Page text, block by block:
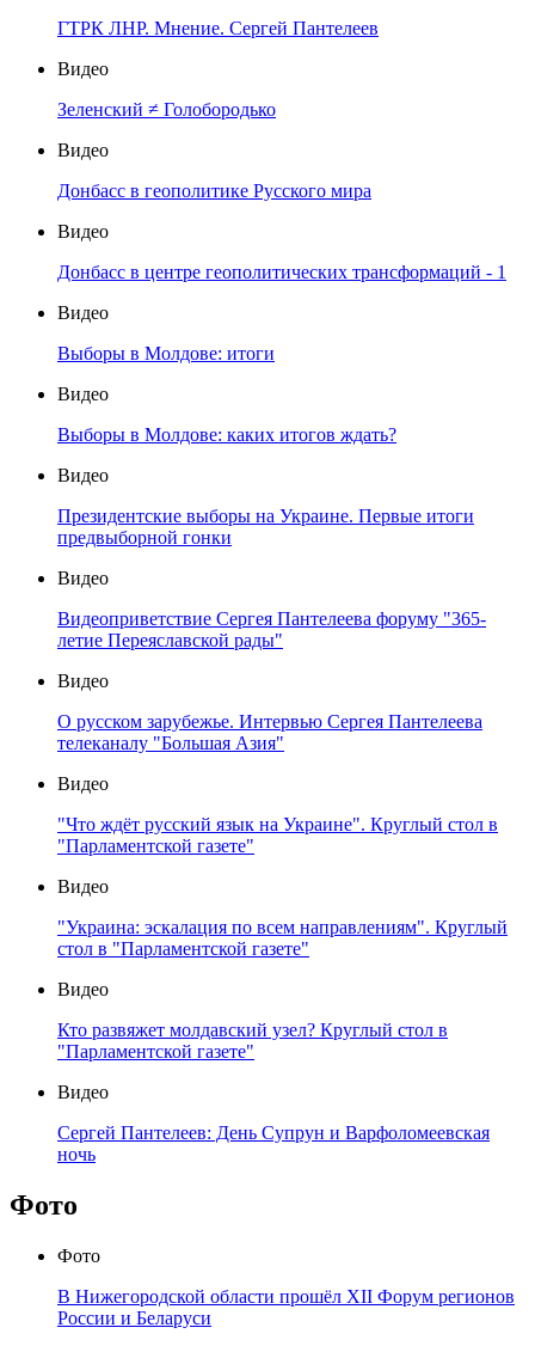
ГТРК ЛНР. Мнение. Сергей Пантелеев
Видео
Зеленский ≠ Голобородько
Видео
Донбасс в геополитике Русского мира
Видео
Донбасс в центре геополитических трансформаций - 1
Видео
Выборы в Молдове: итоги
Видео
Выборы в Молдове: каких итогов ждать?
Видео
Президентские выборы на Украине. Первые итоги
предвыборной гонки
Видео
Видеоприветствие Сергея Пантелеева форуму "365-
летие Переяславской рады"
Видео
О русском зарубежье. Интервью Сергея Пантелеева
телеканалу "Большая Азия"
Видео
"Что ждёт русский язык на Украине". Круглый стол в
"Парламентской газете"
Видео
"Украина: эскалация по всем направлениям". Круглый
стол в "Парламентской газете"
Видео
Кто развяжет молдавский узел? Круглый стол в
"Парламентской газете"
Видео
Сергей Пантелеев: День Супрун и Варфоломеевская
ночь
Фото
Фото
В Нижегородской области прошёл XII Форум регионов
России и Беларуси